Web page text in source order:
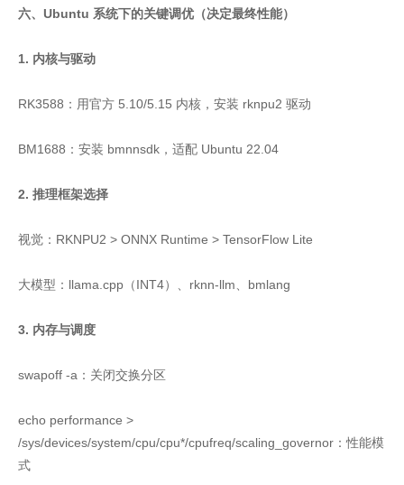
六、Ubuntu 系统下的关键调优（决定最终性能）
1. 内核与驱动
RK3588：用官方 5.10/5.15 内核，安装 rknpu2 驱动
BM1688：安装 bmnnsdk，适配 Ubuntu 22.04
2. 推理框架选择
视觉：RKNPU2 > ONNX Runtime > TensorFlow Lite
大模型：llama.cpp（INT4）、rknn-llm、bmlang
3. 内存与调度
swapoff -a：关闭交换分区
echo performance >
/sys/devices/system/cpu/cpu*/cpufreq/scaling_governor：性能模
式